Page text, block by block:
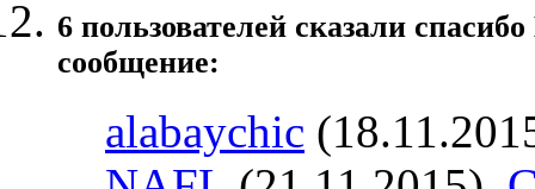
6 пользователей сказали
сообщение:
alabaychic